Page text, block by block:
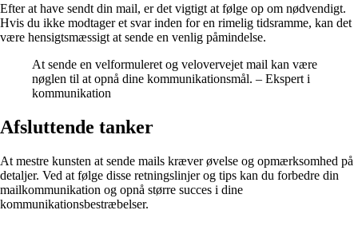
Efter at have sendt din mail, er det vigtigt at følge op om nødvendigt.
Hvis du ikke modtager et svar inden for en rimelig tidsramme, kan det
være hensigtsmæssigt at sende en venlig påmindelse.
At sende en velformuleret og velovervejet mail kan være
nøglen til at opnå dine kommunikationsmål. – Ekspert i
kommunikation
Afsluttende tanker
At mestre kunsten at sende mails kræver øvelse og opmærksomhed på
detaljer. Ved at følge disse retningslinjer og tips kan du forbedre din
mailkommunikation og opnå større succes i dine
kommunikationsbestræbelser.